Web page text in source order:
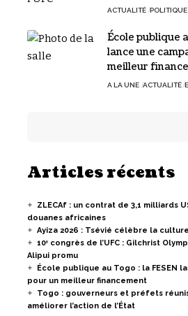
ACTUALITÉ POLITIQUE
École publique
lance une
meilleur
A LA UNE ACTUALITÉ
Articles récents
ZLECAf : un contrat de 3,1 milliards
douanes africaines
Ayiza 2026 : Tsévié célèbre la
10ᵉ congrès de l’UFC : Gilchrist
Alipui promu
École publique au Togo : la FESEN
pour un meilleur financement
Togo : gouverneurs et préfets
améliorer l’action de l’État